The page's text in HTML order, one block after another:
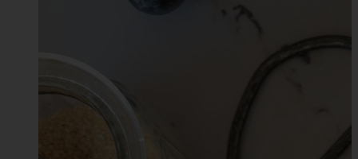
Weltbester veganer Schokoladenpudding wie von Oma